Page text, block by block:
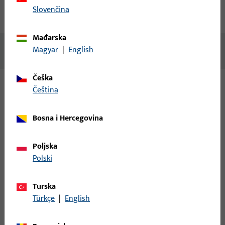
Preuzimanja
Nema dostupnog sadržaja
Za ovaj proizvod dostupne su sljedeće varijante:
Montažna konzola
Slovenčina
Mađarska
Magyar | English
Češka
čeština
Bosna i Hercegovina
Poljska
Polski
Turska
Türkçe | English